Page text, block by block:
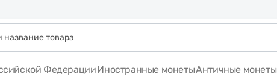
ФедерацииИностранные монетыАнтичные монеты